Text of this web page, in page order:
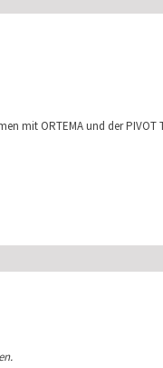
mit ORTEMA und der PIVOT